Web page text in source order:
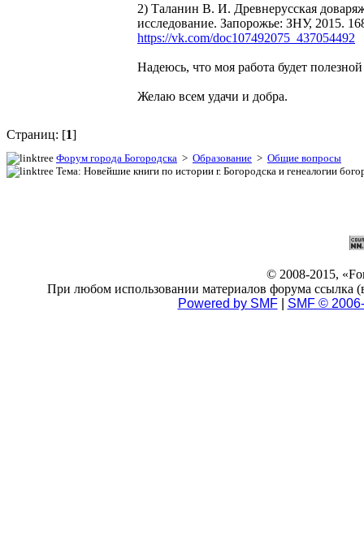
2) Таланин В. И. Древнерусская
исследование. Запорожье: ЗНУ, 2015.
https://vk.com/doc107492075_437054492
Надеюсь, что моя работа будет
Желаю всем удачи и добра.
Страниц: [1]
Форум города Богородска > Образование > Общие вопросы
Тема: Новейшие книги по истории г. Богородска и генеалогии
© 2008-2015,
При любом использовании материалов форума ссылка
Powered by SMF| SMF ©